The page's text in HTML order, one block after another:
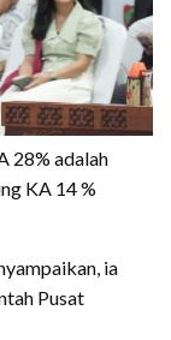
28% adalah
KA 14 %
ia
Pusat